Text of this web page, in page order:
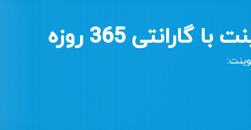
365 روزه